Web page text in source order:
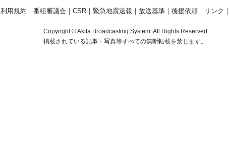
利用規約 ｜ 番組審議会 ｜ CSR｜ 緊急地震速報 ｜ 放送基準｜ 後援依頼｜ リンク ｜
Copyright © Akita Broadcasting System. All Rights Reserved
掲載されている記事・写真等すべての無断転載を禁じます。